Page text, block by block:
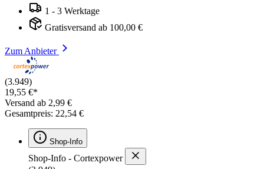
1 - 3 Werktage
Gratisversand ab 100,00 €
Zum Anbieter
(3.949)
19,55 €*
Versand ab 2,99 €
Gesamtpreis: 22,54 €
Shop-Info
Shop-Info - Cortexpower